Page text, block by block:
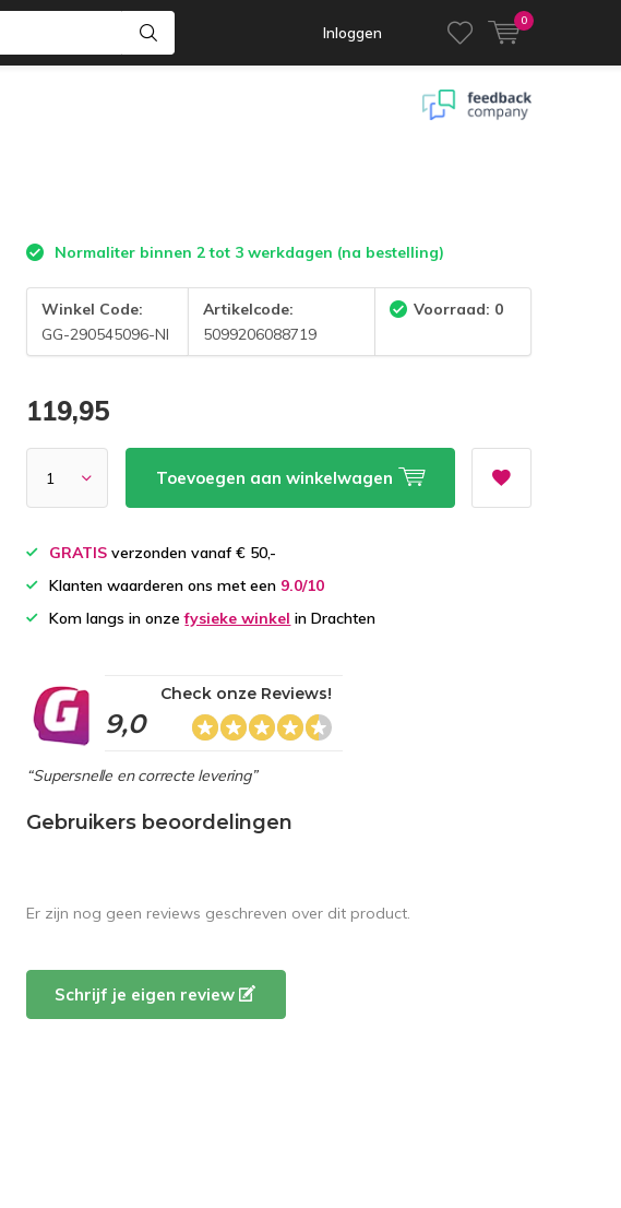
Inloggen
0
Normaliter binnen 2 tot 3 werkdagen (na bestelling)
Winkel Code:
GG-290545096-NI
Artikelcode:
5099206088719
Voorraad: 0
119,95
Toevoegen aan winkelwagen
GRATIS verzonden vanaf € 50,-
Klanten waarderen ons met een 9.0/10
Kom langs in onzefysieke winkel in Drachten
9,0
Check onze Reviews!
“Supersnelle en correcte levering”
Gebruikers beoordelingen
Er zijn nog geen reviews geschreven over dit product.
Schrijf je eigen review